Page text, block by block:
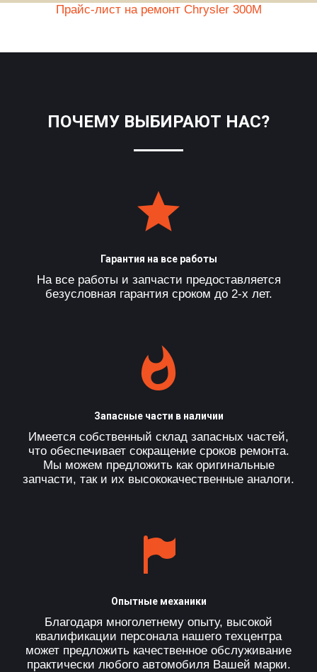
Прайс-лист на ремонт Chrysler 300M
ПОЧЕМУ ВЫБИРАЮТ НАС?
Гарантия на все работы
На все работы и запчасти предоставляется
безусловная гарантия сроком до 2-х лет.
Запасные части в наличии
Имеется собственный склад запасных частей,
что обеспечивает сокращение сроков ремонта.
Мы можем предложить как оригинальные
запчасти, так и их высококачественные аналоги.
Опытные механики
Благодаря многолетнему опыту, высокой
квалификации персонала нашего техцентра
может предложить качественное обслуживание
практически любого автомобиля Вашей марки.